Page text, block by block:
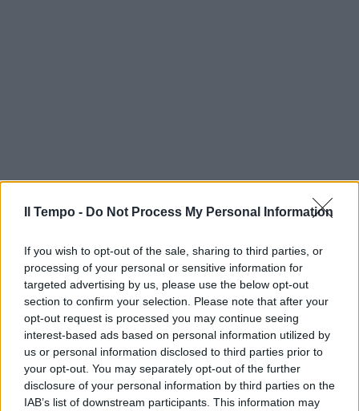
Il Tempo - Do Not Process My Personal Information
If you wish to opt-out of the sale, sharing to third parties, or
processing of your personal or sensitive information for
targeted advertising by us, please use the below opt-out
section to confirm your selection. Please note that after your
opt-out request is processed you may continue seeing
interest-based ads based on personal information utilized by
us or personal information disclosed to third parties prior to
your opt-out. You may separately opt-out of the further
disclosure of your personal information by third parties on the
IAB’s list of downstream participants. This information may